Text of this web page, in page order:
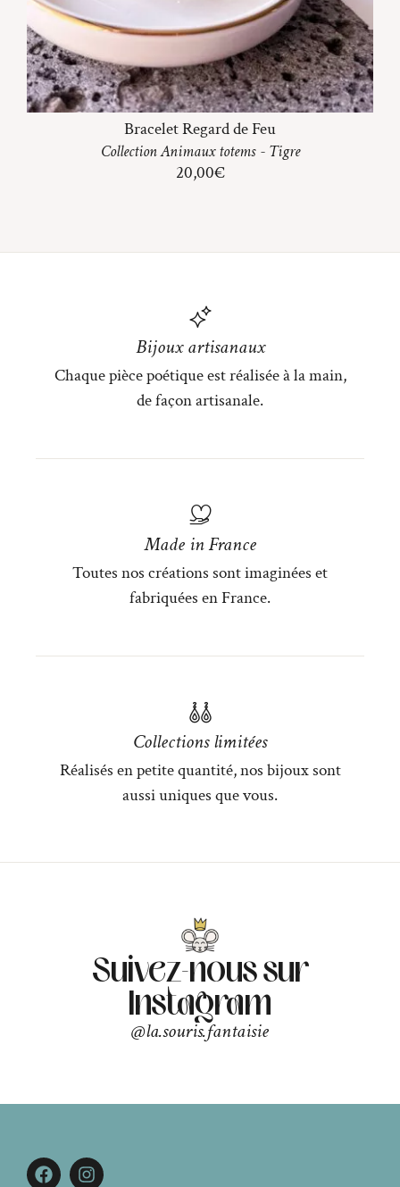
Bracelet Regard de Feu
CollectionAnimaux totems - Tigre
20,00€
Bijoux artisanaux
Chaque pièce poétique est réalisée à la main,
de façon artisanale.
Made in France
Toutes nos créations sont imaginées et
fabriquées en France.
Collections limitées
Réalisés en petite quantité, nos bijoux sont
aussi uniques que vous.
Suivez-nous sur
Instagram
@la.souris.fantaisie